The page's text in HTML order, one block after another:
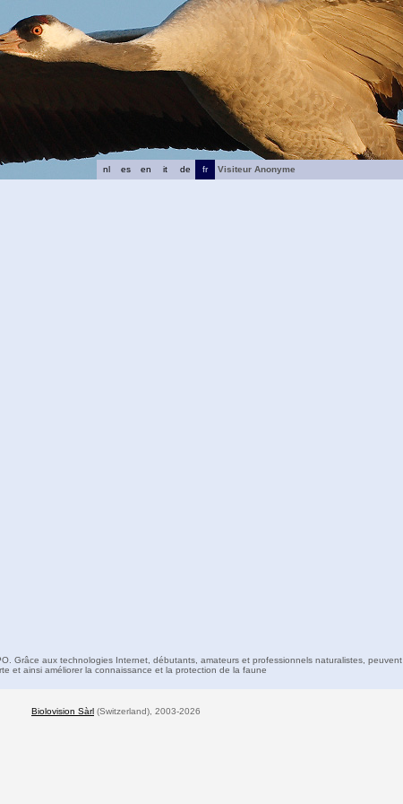
fr
de
it
en
es
nl
Visiteur Anonyme
Grâce aux technologies Internet, débutants, amateurs et professionnels naturalistes, peuvent
et ainsi améliorer la connaissance et la protection de la faune
Biolovision Sàrl (Switzerland), 2003-2026